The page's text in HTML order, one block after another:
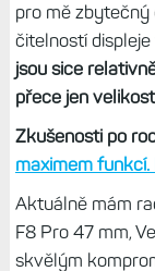
pro mě
čitelností
jsou sice
přece jen
Zkušenosti po
maximem
Aktuálně mám
F8 Pro 47 mm,
skvělým